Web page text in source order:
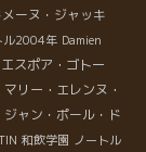
メーヌ・ジャッキ
ル2004年 Damien
エスポア・ゴトー
マリー・エレンヌ・
ジャン・ポール・ド
和飲学園 ノートル